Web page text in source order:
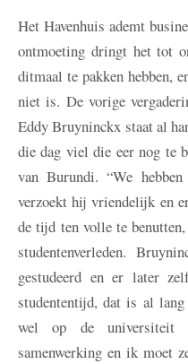
Het Havenhuis ademt
ontmoeting dringt het tot
ditmaal te pakken hebben,
niet is. De vorige
Eddy Bruyninckx staat al
die dag viel die eer nog te
van Burundi. “We
verzoekt hij vriendelijk en
de tijd ten volle te
studentenverleden.
gestudeerd en er later
studententijd, dat is al
wel op de universiteit
samenwerking en ik moet